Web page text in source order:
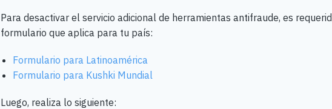
Para desactivar el servicio adicional de herramientas antifraude, es
formulario que aplica para tu país:
Formulario para Latinoamérica
Formulario para Kushki Mundial
Luego, realiza lo siguiente: